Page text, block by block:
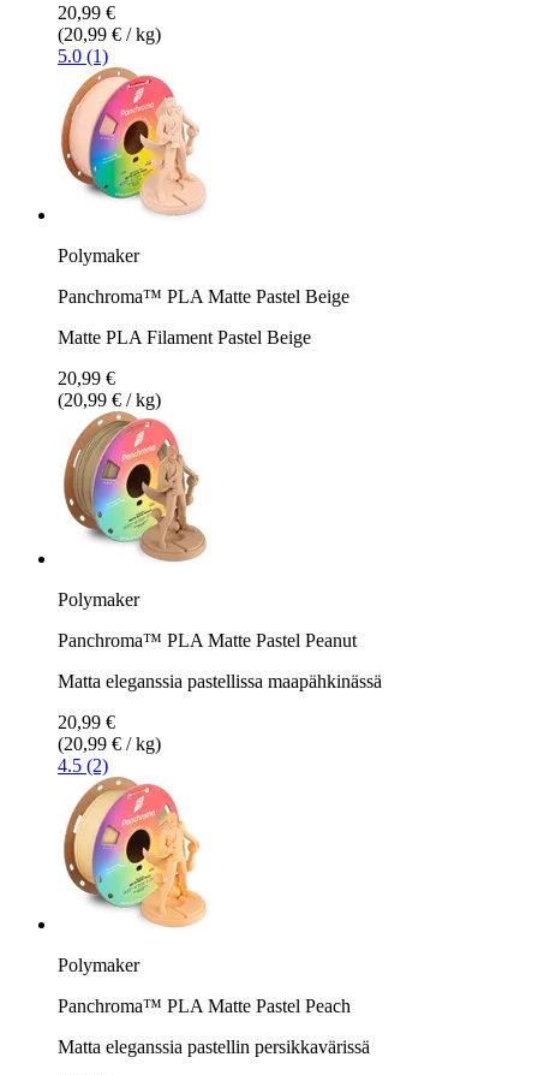
20,99 €
(20,99 € / kg)
5.0 (1)
Polymaker
Panchroma™ PLA Matte Pastel Beige
Matte PLA Filament Pastel Beige
20,99 €
(20,99 € / kg)
Polymaker
Panchroma™ PLA Matte Pastel Peanut
Matta eleganssia pastellissa maapähkinässä
20,99 €
(20,99 € / kg)
4.5 (2)
Polymaker
Panchroma™ PLA Matte Pastel Peach
Matta eleganssia pastellin persikkavärissä